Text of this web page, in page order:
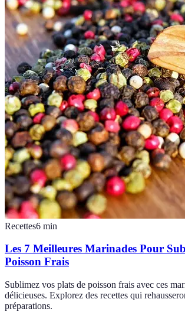
Recettes6 min
Les 7 Meilleures Marinades Pour
Poisson Frais
Sublimez vos plats de poisson frais avec ces
délicieuses. Explorez des recettes qui
préparations.